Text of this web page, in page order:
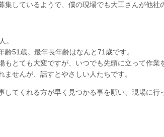
集しているようで、僕の現場でも大工さんが他
。
齢51歳。最年長年齢はなんと71歳です。
もとても大変ですが、いつでも先頭に立って作業
ませんが、話すとやさしい人たちです。
してくれる方が早く見つかる事を願い、現場に行